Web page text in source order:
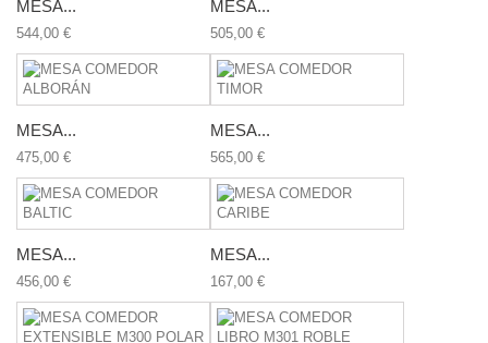
MESA...
544,00 €
MESA...
505,00 €
MESA...
475,00 €
MESA...
565,00 €
MESA...
456,00 €
MESA...
167,00 €